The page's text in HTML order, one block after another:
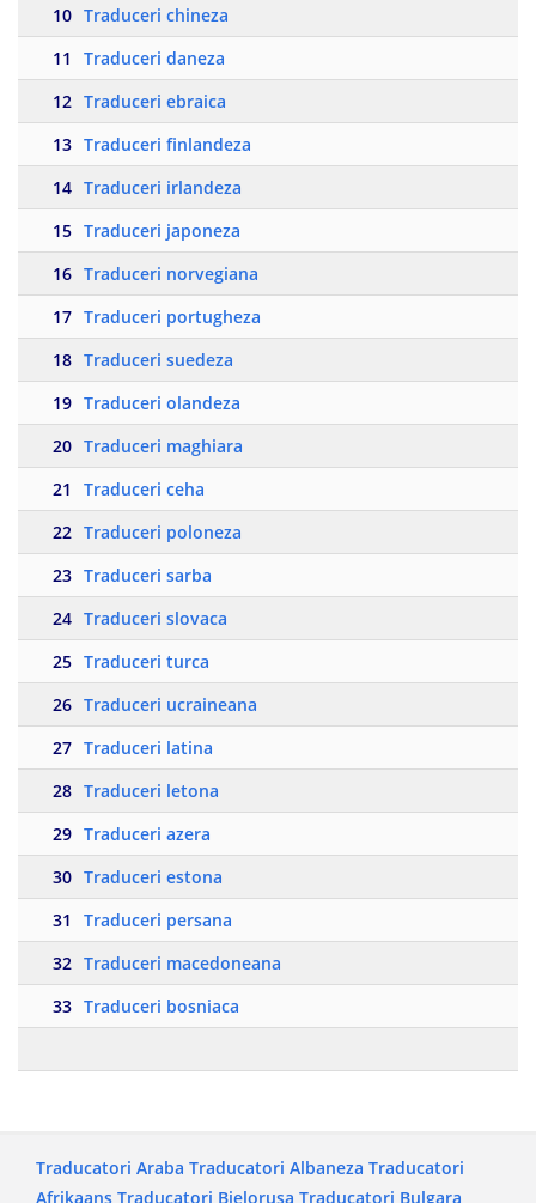
10 Traduceri chineza
11
Traduceri daneza
12 Traduceri ebraica
13 Traduceri finlandeza
14 Traduceri irlandeza
15 Traduceri japoneza
16 Traduceri norvegiana
17 Traduceri portugheza
18 Traduceri suedeza
19 Traduceri olandeza
20 Traduceri maghiara
21
Traduceri ceha
22 Traduceri poloneza
23 Traduceri sarba
24 Traduceri slovaca
25 Traduceri turca
26 Traduceri ucraineana
27 Traduceri latina
28 Traduceri letona
29 Traduceri azera
30 Traduceri estona
31
Traduceri persana
32 Traduceri macedoneana
33 Traduceri bosniaca
Traducatori Araba Traducatori Albaneza Traducatori
Afrikaans Traducatori Bielorusa Traducatori Bulgara